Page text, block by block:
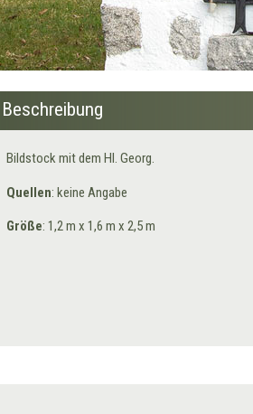
Beschreibung
Bildstock mit dem Hl. Georg.
Quellen: keine Angabe
Größe: 1,2 m x 1,6 m x 2,5 m